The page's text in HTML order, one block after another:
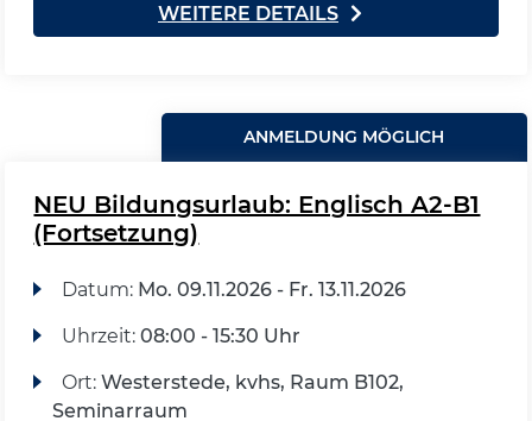
WEITERE DETAILS
ANMELDUNG MÖGLICH
NEU Bildungsurlaub: Englisch A2-B1
(Fortsetzung)
Datum: Mo. 09.11.2026 - Fr. 13.11.2026
Uhrzeit: 08:00 - 15:30 Uhr
Ort: Westerstede, kvhs, Raum B102,
Seminarraum